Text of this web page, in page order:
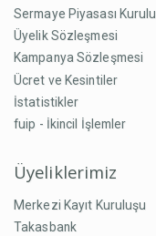
Sermaye Piyasası Kurulu
Üyelik Sözleşmesi
Kampanya Sözleşmesi
Ücret ve Kesintiler
İstatistikler
fuip - İkincil İşlemler
Üyeliklerimiz
Merkezi Kayıt Kuruluşu
Takasbank